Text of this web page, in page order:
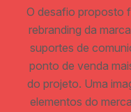
O desafio proposto
rebranding da
suportes de
ponto de venda
do projeto. Uma
elementos do